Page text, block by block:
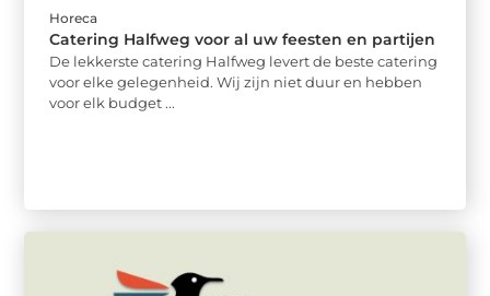
Horeca
Catering Halfweg voor al uw feesten en partijen
De lekkerste catering Halfweg levert de beste catering
voor elke gelegenheid. Wij zijn niet duur en hebben
voor elk budget ...